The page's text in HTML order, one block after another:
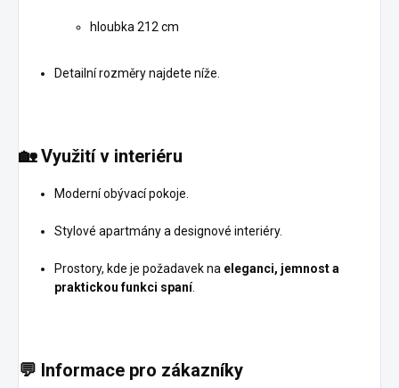
hloubka 212 cm
Detailní rozměry najdete níže.
🏡Využití v interiéru
Moderní obývací pokoje.
Stylové apartmány a designové interiéry.
Prostory, kde je požadavek na eleganci, jemnost a
praktickou funkci spaní.
💬 Informace pro zákazníky